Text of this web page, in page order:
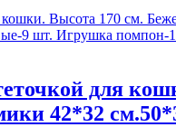
для
42*32